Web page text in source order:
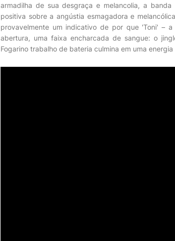
armadilha de sua desgraça e melancolia, a
positiva sobre a angústia esmagadora e
provavelmente um indicativo de por que 'Toni' –
abertura, uma faixa encharcada de sangue: o
Fogarino trabalho de bateria culmina em uma